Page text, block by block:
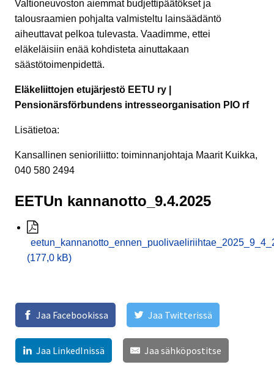
Valtioneuvoston aiemmat budjettipäätökset ja
talousraamien pohjalta valmisteltu lainsäädäntö
aiheuttavat pelkoa tulevasta. Vaadimme, ettei
eläkeläisiin enää kohdisteta ainuttakaan
säästötoimenpidettä.
Eläkeliittojen etujärjestö EETU ry |
Pensionärsförbundens intresseorganisation PIO rf
Lisätietoa:
Kansallinen senioriliitto: toiminnanjohtaja Maarit Kuikka,
040 580 2494
EETUn kannanotto_9.4.2025
(177,0 kB)
Jaa Facebookissa Jaa Twitterissä
Jaa LinkedInissä Jaa sähköpostitse